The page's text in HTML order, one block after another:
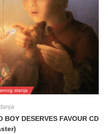
stanja
BOY DESERVES FAVOUR CD